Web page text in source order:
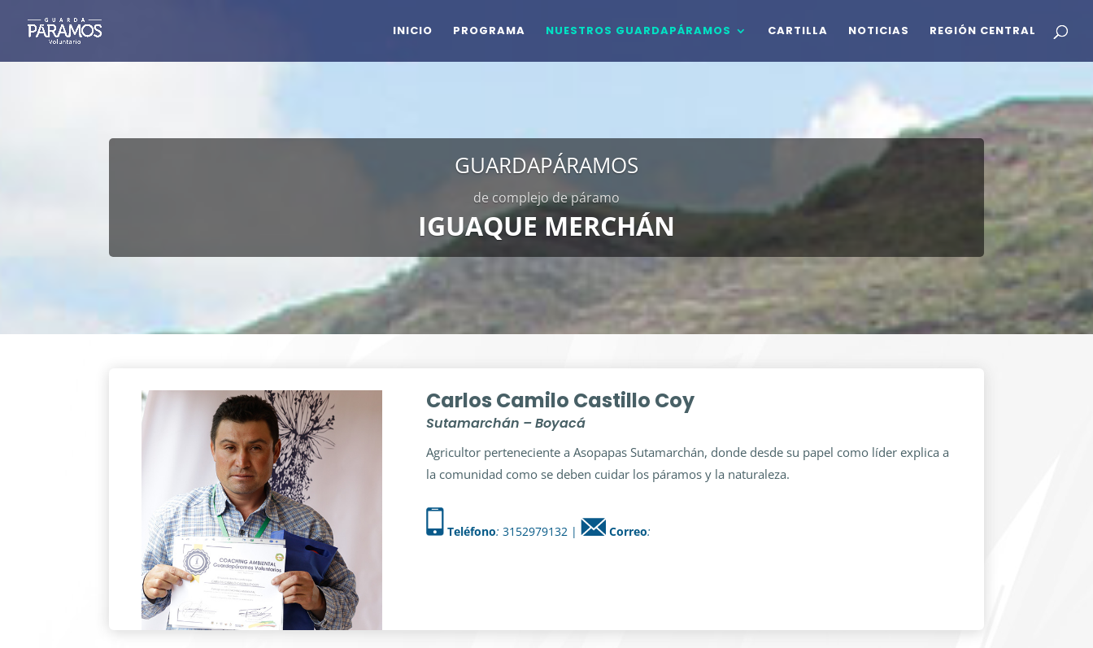
INICIO PROGRAMA NUESTROS GUARDAPÁRAMOS CARTILLA NOTICIAS REGIÓN CENTRAL
GUARDAPÁRAMOS
de complejo de páramo
IGUAQUE MERCHÁN
Carlos Camilo Castillo Coy
Sutamarchán – Boyacá
Agricultor perteneciente a Asopapas Sutamarchán, donde desde su papel como líder explica a
la comunidad como se deben cuidar los páramos y la naturaleza.
Teléfono: 3152979132 | Correo: